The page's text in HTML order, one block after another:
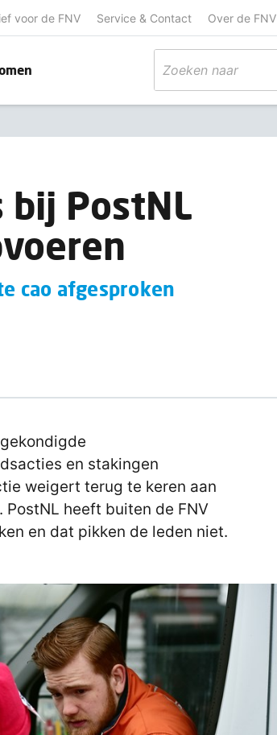
voor de FNV Service & Contact Over de FNV
bij PostNL
cao afgesproken
en stakingen
weigert terug te keren aan
heeft buiten de FNV
en dat pikken de leden niet.